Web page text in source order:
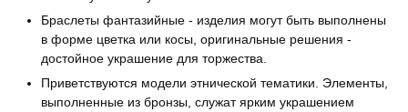
Браслеты фантазийные - изделия могут быть выполнены
в форме цветка или косы, оригинальные решения -
достойное украшение для торжества.
Приветствуются модели этнической тематики. Элементы,
выполненные из бронзы, служат ярким украшением